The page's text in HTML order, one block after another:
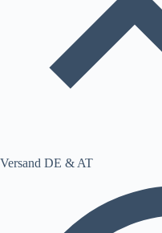
Versand DE & AT